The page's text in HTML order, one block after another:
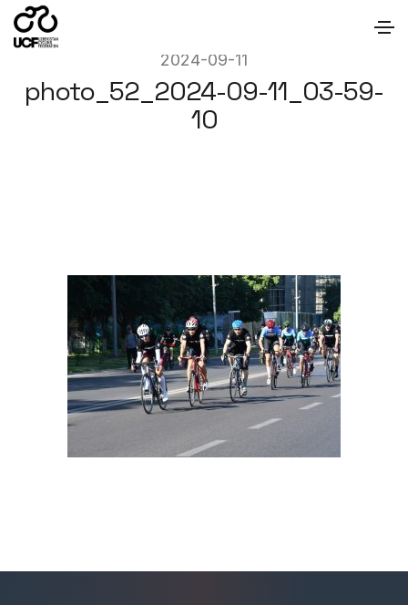
2024-09-11
photo_52_2024-09-11_03-59-
10